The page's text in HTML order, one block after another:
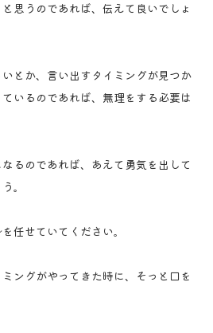
思うのであれば、伝えて良いでしょ
とか、言い出すタイミングが見つか
いるのであれば、無理をする必要は
るのであれば、あえて勇気を出して
。
任せていてください。
ングがやってきた時に、そっと口を